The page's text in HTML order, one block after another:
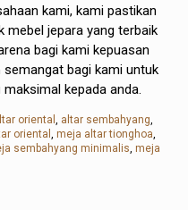
kami, kami pastikan
mebel jepara yang terbaik
bagi kami kepuasan
bagi kami untuk
kepada anda.
oriental , altar sembahyang,
oriental , meja altar tionghoa,
sembahyang minimalis, meja